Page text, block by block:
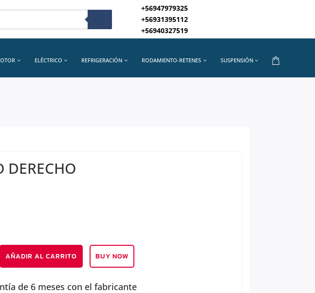
+56947979325
+56931395112
+56940327519
ELÉCTRICO REFRIGERACIÓN RODAMIENTO-RETENES SUSPENSIÓN
DERECHO
AÑADIR AL CARRITO BUY NOW
de 6 meses con el fabricante